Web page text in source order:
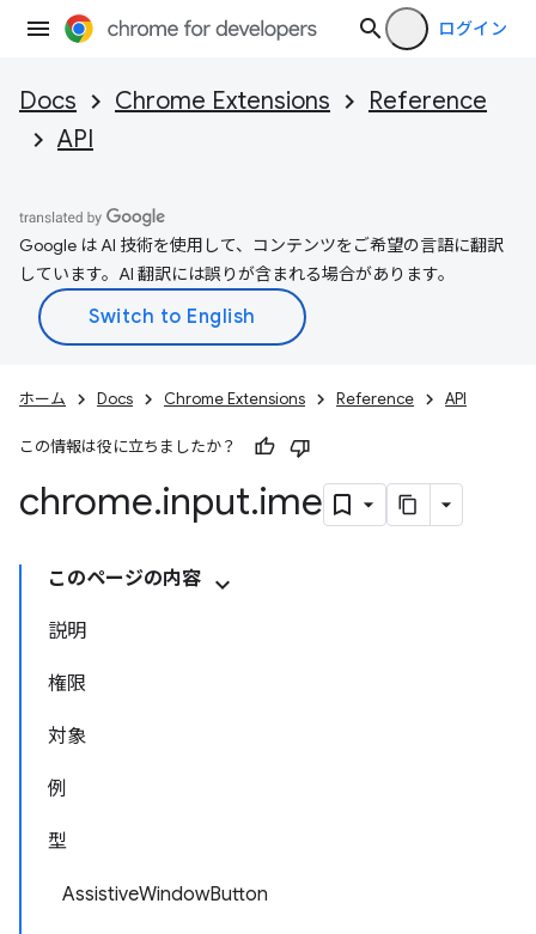
ログイン
Docs Chrome Extensions
Reference
API
Google は AI 技術を使用して、コンテンツをご希望の言語に翻訳
しています。AI 翻訳には誤りが含まれる場合があります。
ホーム Docs Chrome Extensions Reference API
この情報は役に立ちましたか？
chrome.input.ime
このページの内容
説明
権限
対象
例
型
AssistiveWindowButton